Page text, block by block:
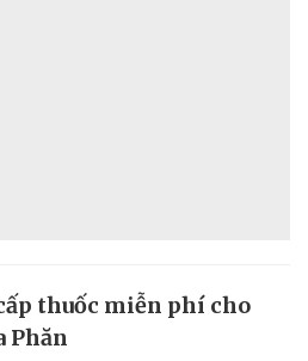
thuốc miễn phí cho
Phăn